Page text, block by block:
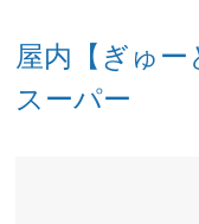
屋内【ぎゅー
スーパー